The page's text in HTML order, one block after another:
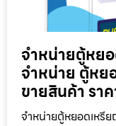
จำหน่ายตู้หย
จำหน่าย ตู้ห
ขายสินค้า รา
จำหน่ายตู้หยอดเหรี